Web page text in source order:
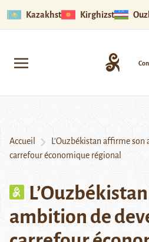
Kazakhstan Kirghizstan
Accueil
L’Ouzbékistan affirme
carrefour économique régional
ambition de